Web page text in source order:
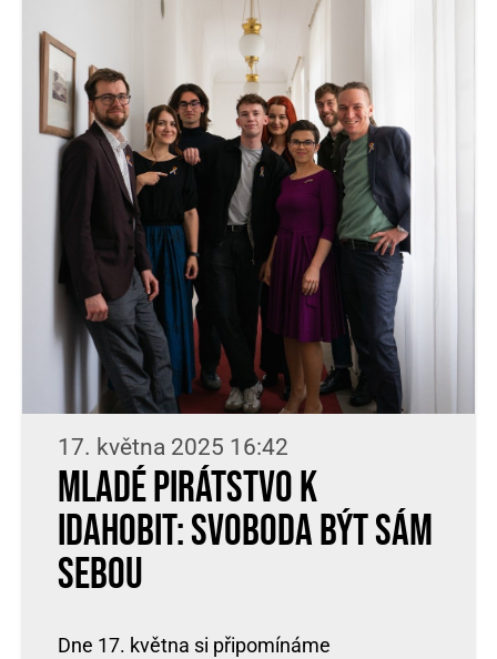
17. května 2025 16:42
Mladé Pirátstvo k
IDAHOBIT: Svoboda být sám
sebou
Dne 17. května si připomínáme